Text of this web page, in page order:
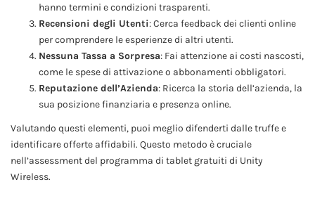
hanno termini e condizioni trasparenti.
Recensioni degli Utenti: Cerca feedback dei clienti online
per comprendere le esperienze di altri utenti.
Nessuna Tassa a Sorpresa: Fai attenzione ai costi nascosti,
come le spese di attivazione o abbonamenti obbligatori.
Reputazione dell’Azienda: Ricerca la storia dell’azienda, la
sua posizione finanziaria e presenza online.
Valutando questi elementi, puoi meglio difenderti dalle truffe e
identificare offerte affidabili. Questo metodo è cruciale
nell’assessment del programma di tablet gratuiti di Unity
Wireless.